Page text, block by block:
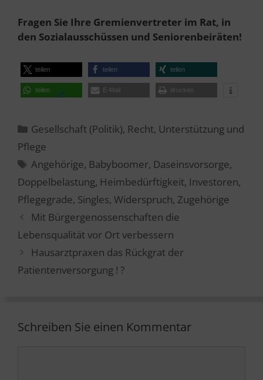
Fragen Sie Ihre Gremienvertreter im Rat, in
den Sozialausschüssen und Seniorenbeiräten!
teilen teilen teilen
teilen E-Mail drucken
Kategorien
Gesellschaft (Politik), Recht, Unterstützung und
Pflege
Schlagwörter
Angehörige, Babyboomer, Daseinsvorsorge,
Doppelbelastung, Heimbedürftigkeit, Investoren,
Pflegegrade, Singles, Widerspruch, Zugehörige
Mit Bürgergenossenschaften die
Lebensqualität vor Ort verbessern
Hausarztpraxen das Rückgrat der
Patientenversorgung ! ?
Schreiben Sie einen Kommentar